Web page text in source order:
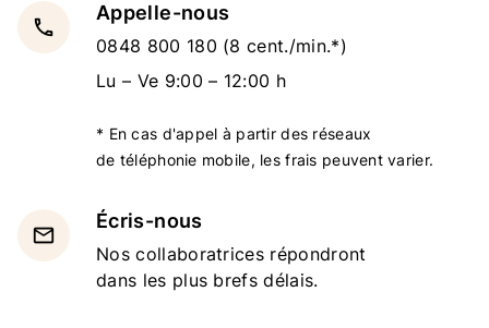
local_phone
Appelle-nous
0848 800 180 (8 cent./min.*)
Lu – Ve 9:00 – 12:00 h
* En cas d'appel à partir des réseaux
de téléphonie mobile, les frais peuvent varier.
email
Écris-nous
Nos collaboratrices répondront
dans les plus brefs délais.